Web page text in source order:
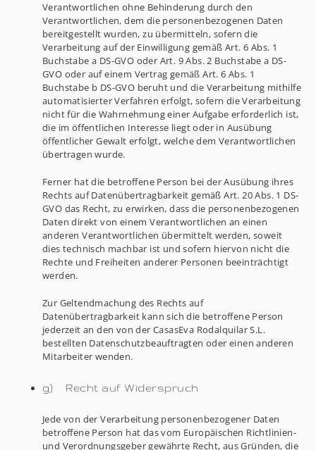
Verantwortlichen ohne Behinderung durch den
Verantwortlichen, dem die personenbezogenen Daten
bereitgestellt wurden, zu übermitteln, sofern die
Verarbeitung auf der Einwilligung gemäß Art. 6 Abs. 1
Buchstabe a DS-GVO oder Art. 9 Abs. 2 Buchstabe a DS-
GVO oder auf einem Vertrag gemäß Art. 6 Abs. 1
Buchstabe b DS-GVO beruht und die Verarbeitung mithilfe
automatisierter Verfahren erfolgt, sofern die Verarbeitung
nicht für die Wahrnehmung einer Aufgabe erforderlich ist,
die im öffentlichen Interesse liegt oder in Ausübung
öffentlicher Gewalt erfolgt, welche dem Verantwortlichen
übertragen wurde.
Ferner hat die betroffene Person bei der Ausübung ihres
Rechts auf Datenübertragbarkeit gemäß Art. 20 Abs. 1 DS-
GVO das Recht, zu erwirken, dass die personenbezogenen
Daten direkt von einem Verantwortlichen an einen
anderen Verantwortlichen übermittelt werden, soweit
dies technisch machbar ist und sofern hiervon nicht die
Rechte und Freiheiten anderer Personen beeinträchtigt
werden.
Zur Geltendmachung des Rechts auf
Datenübertragbarkeit kann sich die betroffene Person
jederzeit an den von der CasasEva Rodalquilar S.L.
bestellten Datenschutzbeauftragten oder einen anderen
Mitarbeiter wenden.
g) Recht auf Widerspruch
Jede von der Verarbeitung personenbezogener Daten
betroffene Person hat das vom Europäischen Richtlinien-
und Verordnungsgeber gewährte Recht, aus Gründen, die